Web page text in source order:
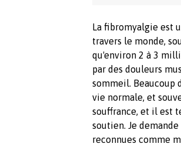
La fibromyalgie est
travers le monde,
qu'environ 2 à 3
par des douleurs
sommeil. Beaucoup
vie normale, et
souffrance, et il est
soutien. Je
reconnues comme